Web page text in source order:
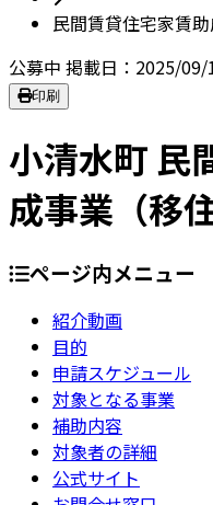
民間賃貸住宅家賃
公募中 掲載日：2025/09/
印刷
小清水町 民
成事業（移
ページ内メニュー
紹介動画
目的
申請スケジュール
対象となる事業
補助内容
対象者の詳細
公式サイト